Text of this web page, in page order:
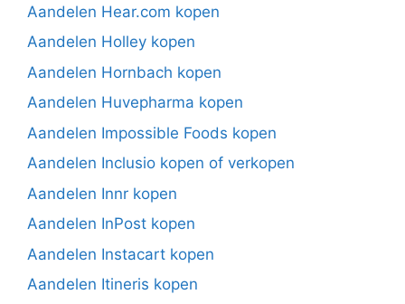
Aandelen Hear.com kopen
Aandelen Holley kopen
Aandelen Hornbach kopen
Aandelen Huvepharma kopen
Aandelen Impossible Foods kopen
Aandelen Inclusio kopen of verkopen
Aandelen Innr kopen
Aandelen InPost kopen
Aandelen Instacart kopen
Aandelen Itineris kopen